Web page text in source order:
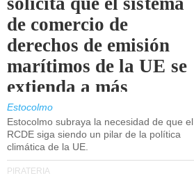
de comercio de
derechos de emisión
marítimos de la UE se
extienda a más
buques.
Estocolmo
Estocolmo subraya la necesidad de que el
RCDE siga siendo un pilar de la política
climática de la UE.
PIRATERÍA